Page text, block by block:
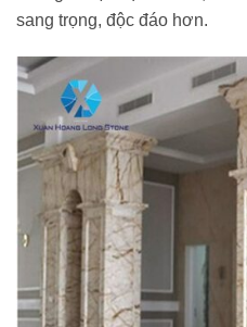
sang trọng, độc đáo hơn.